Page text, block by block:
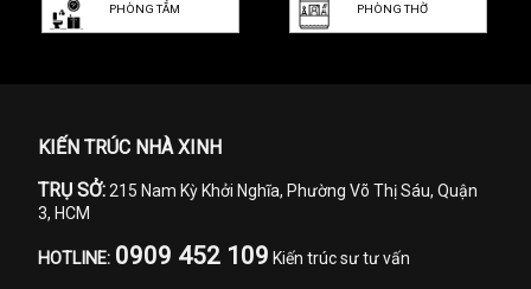
PHÒNG TẮM PHÒNG THỜ
KIẾN TRÚC NHÀ XINH
TRỤ SỞ: 215 Nam Kỳ Khởi Nghĩa, Phường Võ Thị Sáu, Quận
3, HCM
HOTLINE: 0909 452 109 Kiến trúc sư tư vấn